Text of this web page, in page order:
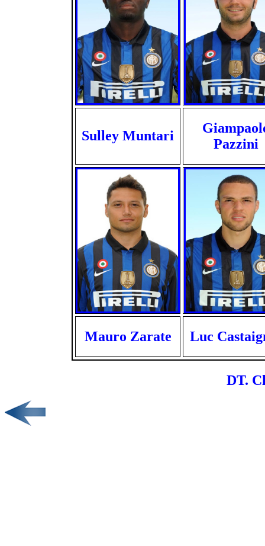
Sulley Muntari
Pazzini
Mauro Zarate Luc
DT.